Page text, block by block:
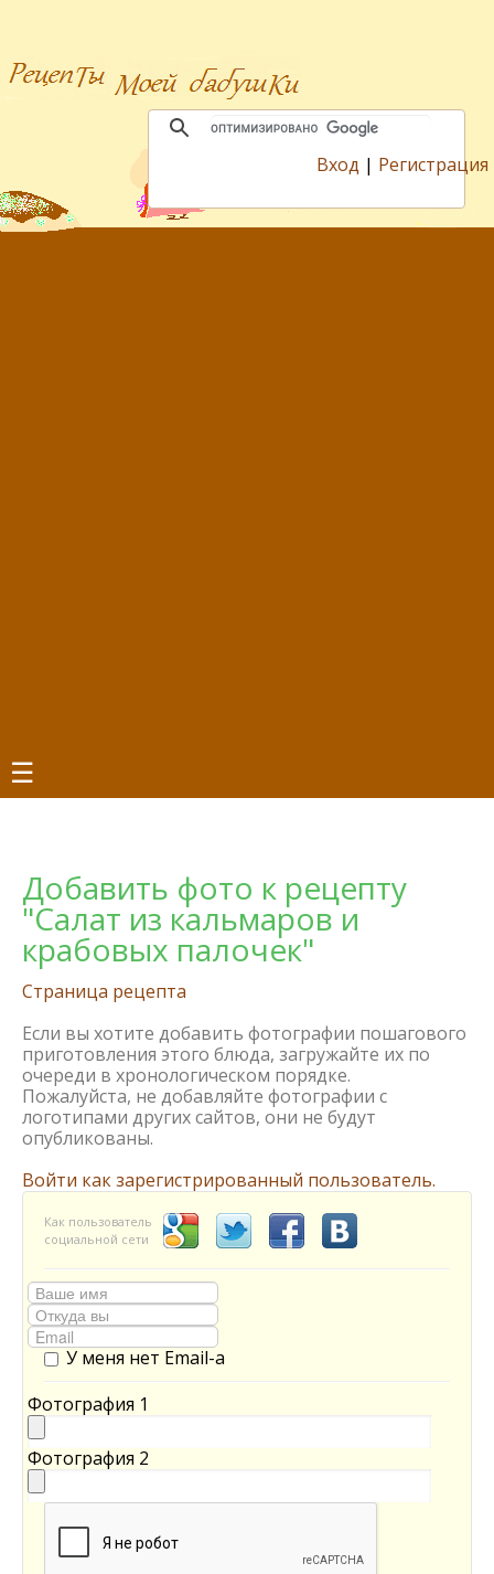
Вход | Регистрация
☰
Добавить фото к рецепту
"Салат из кальмаров и
крабовых палочек"
Страница рецепта
Если вы хотите добавить фотографии пошагового
приготовления этого блюда, загружайте их по
очереди в хронологическом порядке.
Пожалуйста, не добавляйте фотографии с
логотипами других сайтов, они не будут
опубликованы.
Войти как зарегистрированный пользователь.
Как пользователь
социальной сети
У меня нет Email-а
Фотография 1
Фотография 2